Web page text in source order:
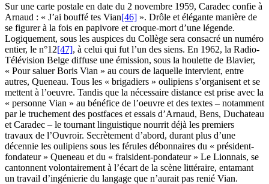
Sur une carte postale en date du 2 novembre 1959, Caradec confie à
Arnaud : « J’ai bouffé tes Vian[46] ». Drôle et élégante manière de
se figurer à la fois en papivore et croque-mort d’une légende.
Logiquement, sous les auspices du Collège sera consacré un numéro
entier, le n°12[47], à celui qui fut l’un des siens. En 1962, la Radio-
Télévision Belge diffuse une émission, sous la houlette de Blavier,
« Pour saluer Boris Vian » au cours de laquelle intervient, entre
autres, Queneau. Tous les « brigadiers » oulipiens s’organisent et se
mettent à l’oeuvre. Tandis que la nécessaire distance est prise avec la
« personne Vian » au bénéfice de l’oeuvre et des textes – notamment
par le truchement des postfaces et essais d’Arnaud, Bens, Duchateau
et Caradec – le tournant linguistique nourrit déjà les premiers
travaux de l’Ouvroir. Secrètement d’abord, durant plus d’une
décennie les oulipiens sous les férules débonnaires du « président-
fondateur » Queneau et du « fraisident-pondateur » Le Lionnais, se
cantonnent volontairement à l’écart de la scène littéraire, entamant
un travail d’ingénierie du langage que n’aurait pas renié Vian.